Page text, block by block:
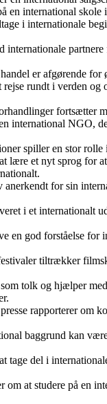
en international skole
i internationale
internationale
er afgørende
rejse rundt i verden og
fortsætter
international NGO,
spiller en stor
lære et nyt sprog for
for sin
i et internationalt
en god forståelse for
tiltrækker
tolk og hjælper
rapporterer om
baggrund kan
tage del i
om at studere på en